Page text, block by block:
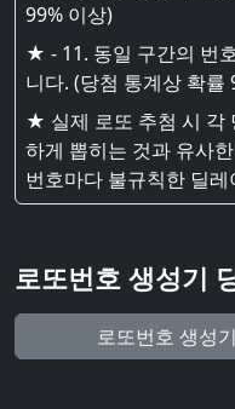
99% 이상)
★ - 11. 동일 구간의 번
니다. (당첨 통계상 확률
★ 실제 로또 추첨 시 각
하게 뽑히는 것과 유사
번호마다 불규칙한 딜
로또번호 생성기
로또번호 생성